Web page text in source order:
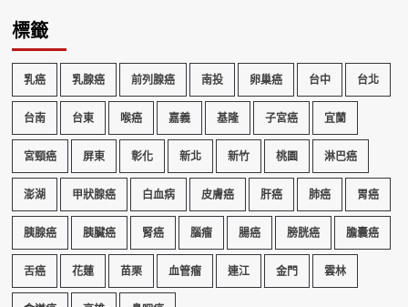
標籤
乳癌 乳腺癌 前列腺癌 南投 卵巢癌 台中 台北
台南 台東 喉癌 嘉義 基隆 子宮癌 宜蘭
宮頸癌 屏東 彰化 新北 新竹 桃園 淋巴癌
澎湖 甲狀腺癌 白血病 皮膚癌 肝癌 肺癌 胃癌
胰腺癌 胰臟癌 腎癌 腦瘤 腸癌 膀胱癌 膽囊癌
舌癌 花蓮 苗栗 血管瘤 連江 金門 雲林